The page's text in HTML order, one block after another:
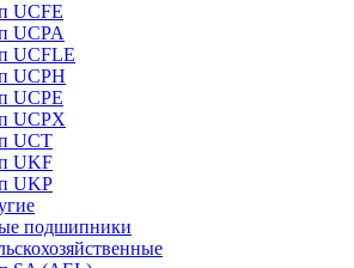
UCFE
UCPA
UCFLE
UCPH
UCPE
UCPX
UCT
UKF
UKP
подшипники